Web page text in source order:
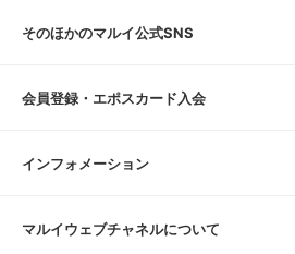
そのほかのマルイ公式SNS
会員登録・エポスカード入会
インフォメーション
マルイウェブチャネルについて